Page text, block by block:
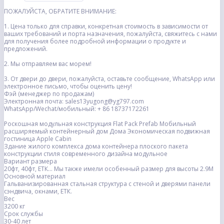
ПОЖАЛУЙСТА, ОБРАТИТЕ ВНИМАНИЕ:
1. Цена только для справки, конкретная стоимость в зависимости от
ваших требований и порта назначения, пожалуйста, свяжитесь с нами
для получения более подробной информации о продукте и
предложений.
2. Мы отправляем вас морем!
3. От двери до двери, пожалуйста, оставьте сообщение, WhatsApp или
электронное письмо, чтобы оценить цену!
Фэй (менеджер по продажам)
Электронная почта: sales13yugong@yg797.com
WhatsApp/Wechat/мобильный: + 86 18737172261
Роскошная модульная конструкция Flat Pack Prefab Мобильный
расширяемый контейнерный дом Дома Экономическая подвижная
гостиница Apple Cabin
Здание жилого комплекса дома контейнера плоского пакета
конструкции стиля современного дизайна модульное
Вариант размера
20фт, 40фт, ЕТК… Мы также имели особенный размер для высоты 2.9М
Основной материал
Гальванизированная стальная структура с стеной и дверями панели
сэндвича, окнами, ЕТК.
Вес
3200 кг
Срок службы
30-40 лет